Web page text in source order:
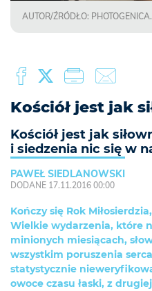
AUTOR/ŹRÓDŁO:
Kościół jest jak
Kościół jest jak
i siedzenia nic się w
PAWEŁ SIEDLANOWSKI
DODANE 17.11.2016 00:00
Kończy się Rok
Wielkie wydarzenia, które
minionych miesiącach,
wszystkim poruszenia
statystycznie
owoce czasu łaski, z